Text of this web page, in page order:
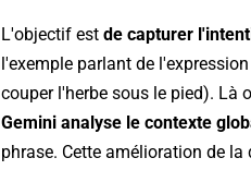
L'objectif est de capturer
l'exemple parlant de
couper l'herbe sous le pied). Là
Gemini analyse le contexte
phrase. Cette amélioration de